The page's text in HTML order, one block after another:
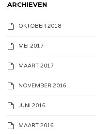
ARCHIEVEN
OKTOBER 2018
MEI 2017
MAART 2017
NOVEMBER 2016
JUNI 2016
MAART 2016